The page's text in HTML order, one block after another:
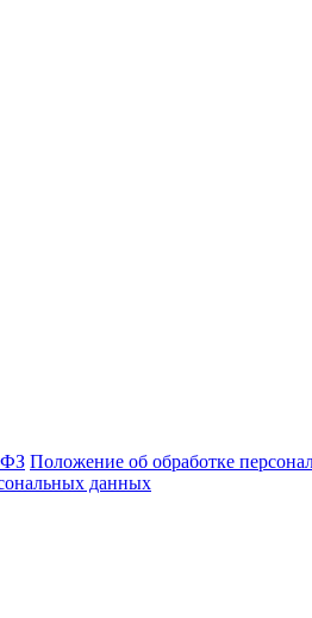
ФЗ Положение об обработке
данных